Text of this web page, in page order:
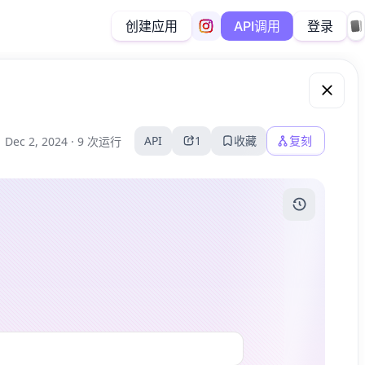
创建应用 API调用 登录
Dec 2, 2024 · 9 次运行 API 1 收藏 复刻